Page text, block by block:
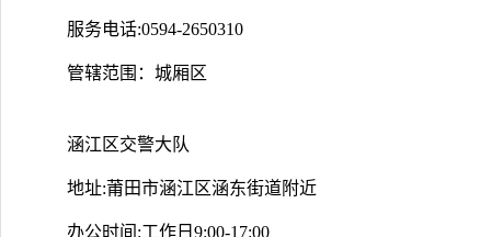
服务电话:0594-2650310
管辖范围：城厢区
涵江区交警大队
地址:莆田市涵江区涵东街道附近
办公时间:工作日9:00-17:00